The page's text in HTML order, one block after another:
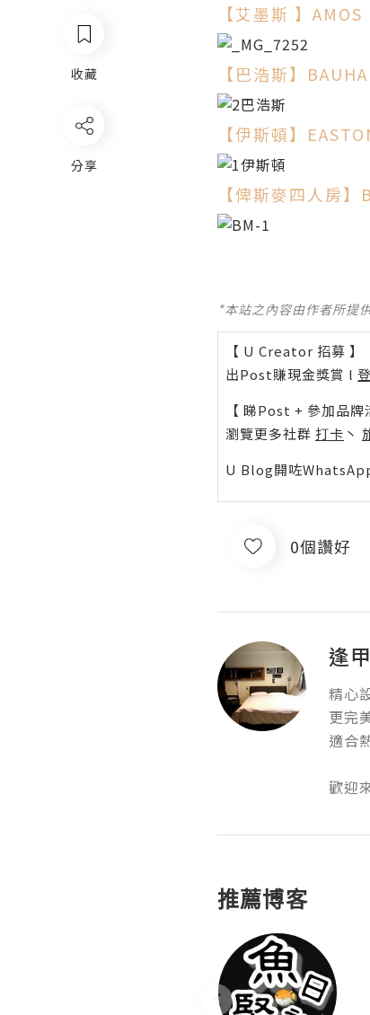
收藏
分享
【艾墨斯 】AMOS
【巴浩斯】
【伊斯頓】
【俾斯麥四人房】
*本站之內容由作者所提
【 U Creator 招募 】
出Post賺現金獎賞 l
【 睇Post + 參加品牌
瀏覽更多社群 打卡 丶
U Blog開咗
0個讚好
逢
精心
更完
適合
歡迎
推薦博客